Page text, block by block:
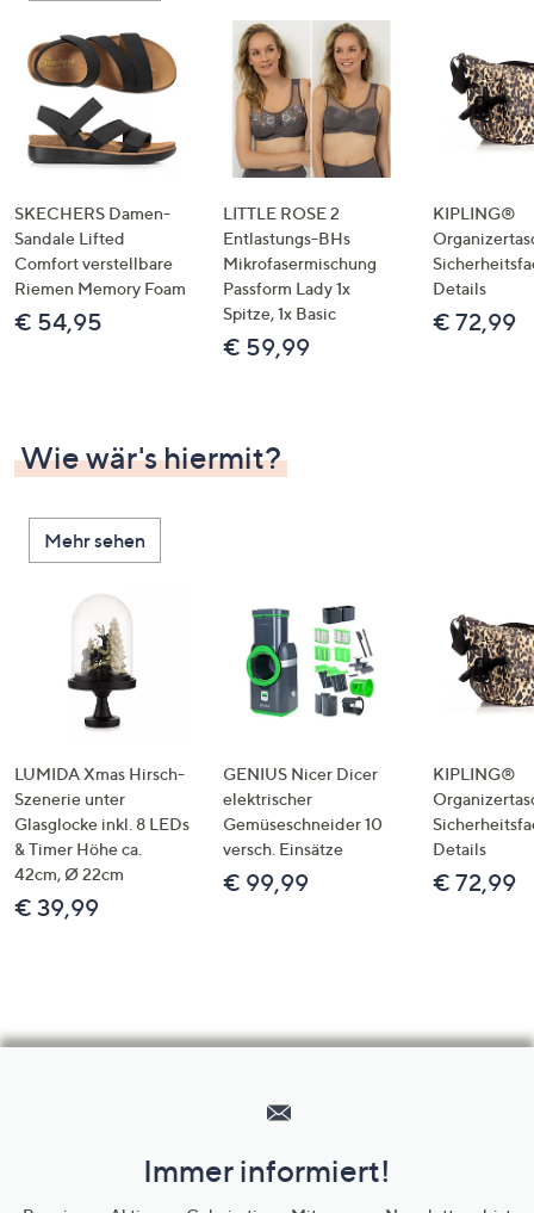
SKECHERS Damen-
Sandale Lifted
Comfort verstellbare
Riemen Memory Foam
€ 54,95
LITTLE ROSE 2
Entlastungs-BHs
Mikrofasermischung
Passform Lady 1x
Spitze, 1x Basic
€ 59,99
KIPLING®
Details
€ 72,99
Wie wär's hiermit?
Mehr sehen
LUMIDA Xmas Hirsch-
Szenerie unter
Glasglocke inkl. 8 LEDs
& Timer Höhe ca.
42cm, Ø 22cm
€ 39,99
GENIUS Nicer Dicer
elektrischer
Gemüseschneider 10
versch. Einsätze
€ 99,99
KIPLING®
Details
€ 72,99
Unternehmensinformationen
Immer informiert!